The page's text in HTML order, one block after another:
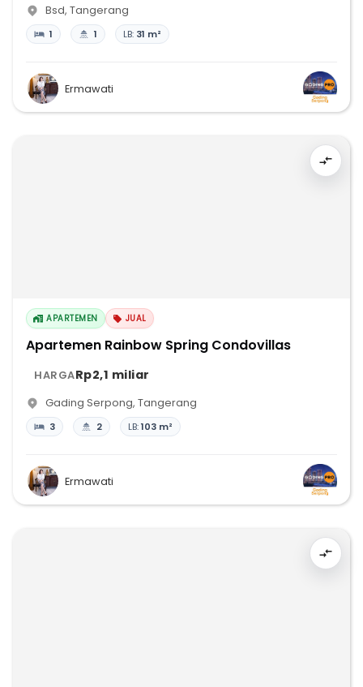
Bsd, Tangerang
1 1 LB: 31 m²
Ermawati
APARTEMEN JUAL
Apartemen Rainbow Spring Condovillas
HARGARp2,1 miliar
Gading Serpong, Tangerang
3 2 LB:103 m²
Ermawati